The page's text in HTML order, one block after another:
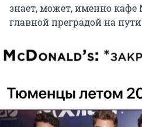
знает, может, именно кафе
главной преградой на